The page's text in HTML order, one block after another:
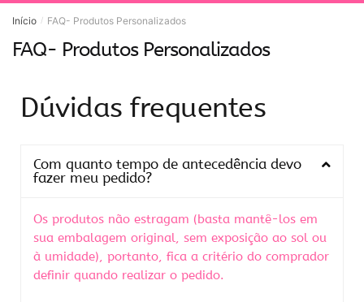
Início / FAQ- Produtos Personalizados
FAQ- Produtos Personalizados
Dúvidas frequentes
Com quanto tempo de antecedência devo
fazer meu pedido?
Os produtos não estragam (basta mantê-los em
sua embalagem original, sem exposição ao sol ou
à umidade), portanto, fica a critério do comprador
definir quando realizar o pedido.